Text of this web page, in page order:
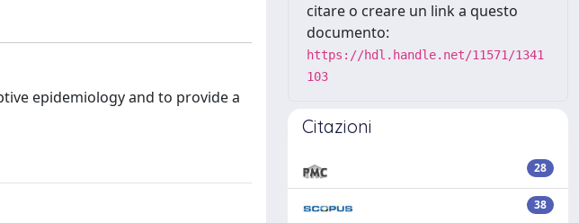
epidemiology and to provide a
citare o creare un link a questo
documento:
https://hdl.handle.net/11571/1341
103
Citazioni
28
38